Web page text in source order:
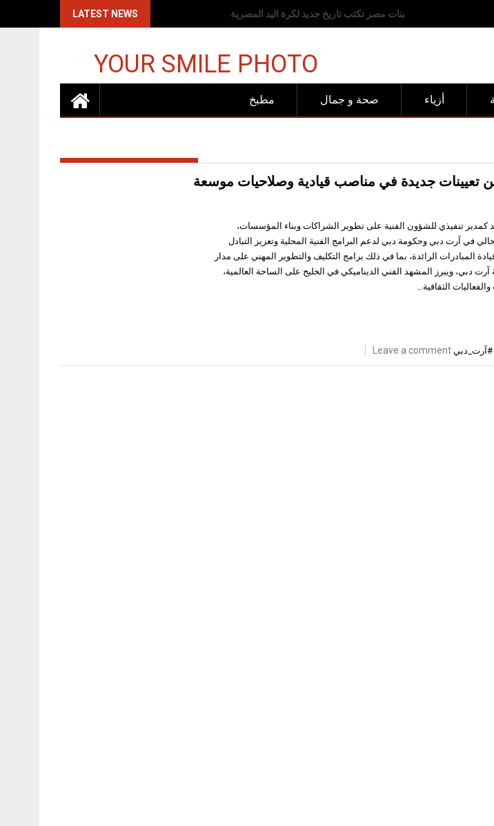
LATEST NEWS رفض عربي وإسلامي للانتهاكات الإسرائيلية
YOUR SMILE PHOTO
مطبخ صحة و جمال أزياء
جديدة في مناصب قيادية وصلاحيات موسعة
كمدير تنفيذي للشؤون الفنية على تطوير الشراكات وبناء المؤسسات،
في آرت دبي وحكومة دبي لدعم البرامج الفنية المحلية وتعزيز التبادل
المبادرات الرائدة، بما في ذلك برامج التكليف والتطوير المهني على مدار
آرت دبي، ويبرز المشهد الفني الديناميكي في الخليج على الساحة العالمية،
الثقافية…
#آرت_دبي Leave a comment